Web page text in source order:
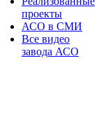
проекты
АСО в СМИ
Все видео
завода АСО